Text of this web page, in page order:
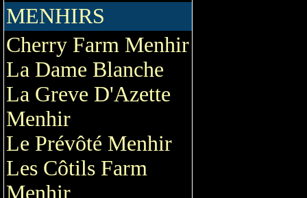
MENHIRS
Cherry Farm Menhir
La Dame Blanche
La Greve D'Azette
Menhir
Le Prévôté Menhir
Les Côtils Farm
Menhir